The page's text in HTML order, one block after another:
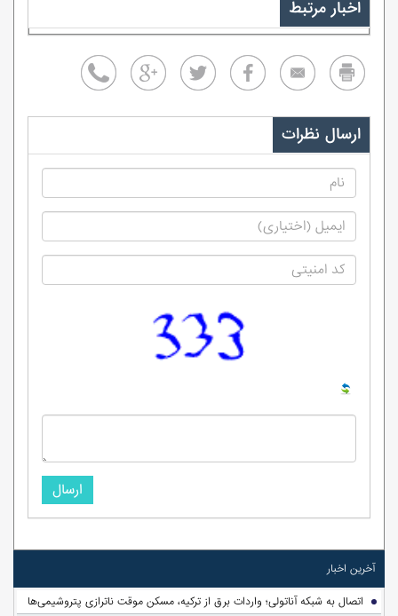
اخبار مرتبط
ارسال نظرات
ارسال
آخرین اخبار
اتصال به شبکه آناتولی؛ واردات برق از ترکیه، مسکن موقت ناترازی پتروشیمی‌ها